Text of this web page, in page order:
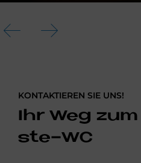
KONTAKTIEREN SIE UNS!
Ihr Weg
ste-WC